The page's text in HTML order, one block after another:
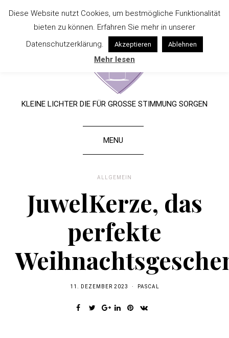
KLEINE LICHTER DIE FÜR GROSSE STIMMUNG SORGEN
MENU
ALLGEMEIN
JuwelKerze, das
perfekte
11. DEZEMBER 2023 PASCAL
Diese Website nutzt Cookies, um bestmögliche Funktionalität
bieten zu können. Erfahren Sie mehr in unserer
Datenschutzerklärung.
Akzeptieren Ablehnen
Mehr lesen